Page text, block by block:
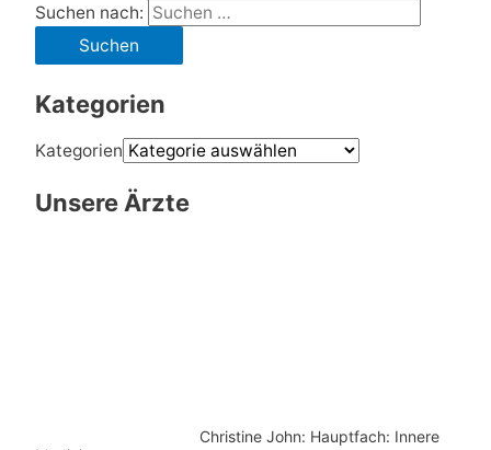
Suchen nach:
Kategorien
Kategorien
Unsere Ärzte
Christine John: Hauptfach: Innere